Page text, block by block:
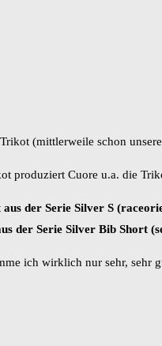
(mittlerweile schon
produziert Cuore u.a. die
der Serie Silver S
der Serie Silver Bib Short
ich wirklich nur sehr, sehr